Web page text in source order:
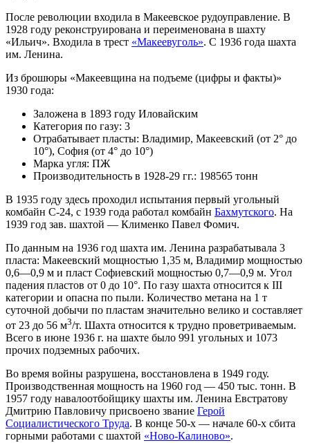
После революции входила в Макеевское рудоуправление. В
1928 году реконструирована и переименована в шахту
«Ильич». Входила в трест «Макеевуголь». С 1936 года шахта
им. Ленина.
Из брошюры «Макеевщина на подъеме (цифры и факты)»
1930 года:
Заложена в 1893 году Иловайским
Категория по газу: 3
Отрабатывает пласты: Владимир, Макеевский (от 2° до
10°), София (от 4° до 10°)
Марка угля: ПЖ
Производительность в 1928-29 гг.: 198565 тонн
В 1935 году здесь проходил испытания первый угольный
комбайн С-24, с 1939 года работал комбайн Бахмутского. На
1939 год зав. шахтой — Клименко Павел Фомич.
По данным на 1936 год шахта им. Ленина разрабатывала 3
пласта: Макеевский мощностью 1,35 м, Владимир мощностью
0,6—0,9 м и пласт Софиевский мощностью 0,7—0,9 м. Угол
падения пластов от 0 до 10°. По газу шахта относится к III
категории и опасна по пыли. Количество метана на 1 т
суточной добычи по пластам значительно велико и составляет
от 23 до 56 м3/т. Шахта относится к трудно проветриваемым.
Всего в июне 1936 г. на шахте было 991 угольных и 1073
прочих подземных рабочих.
Во время войны разрушена, восстановлена в 1949 году.
Производственная мощность на 1960 год — 450 тыс. тонн. В
1957 году навалоотбойщику шахты им. Ленина Евстратову
Дмитрию Павловичу присвоено звание Герой
Социалистического Труда. В конце 50-х — начале 60-х сбита
горными работами с шахтой «Ново-Калиново».